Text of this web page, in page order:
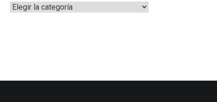
Categorías